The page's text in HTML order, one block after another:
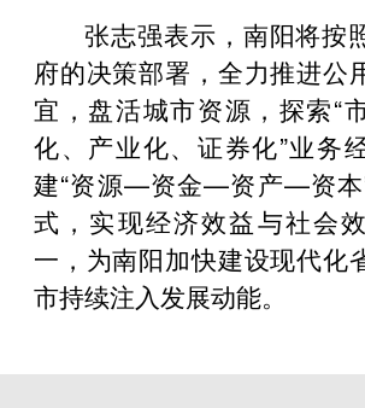
张志强表示，南阳将按
府的决策部署，全力推进公
宜，盘活城市资源，探索“
化、产业化、证券化”业务
建“资源—资金—资产—资本
式，实现经济效益与社会
一，为南阳加快建设现代化
市持续注入发展动能。